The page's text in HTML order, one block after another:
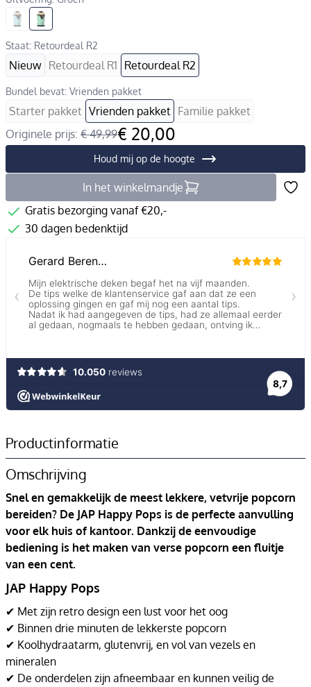
Staat: Retourdeal R2
Nieuw Retourdeal R1 Retourdeal R2
Bundel bevat: Vrienden pakket
Starter pakket Vrienden pakket Familie pakket
Originele prijs: € 49,99€ 20,00
Houd mij op de hoogte
In het winkelmandje
Gratis bezorging vanaf €20,-
30 dagen bedenktijd
Productinformatie
Omschrijving
Snel en gemakkelijk de meest lekkere, vetvrije popcorn
bereiden? De JAP Happy Pops is de perfecte aanvulling
voor elk huis of kantoor. Dankzij de eenvoudige
bediening is het maken van verse popcorn een fluitje
van een cent.
JAP Happy Pops
✔ Met zijn retro design een lust voor het oog
✔ Binnen drie minuten de lekkerste popcorn
✔ Koolhydraatarm, glutenvrij, en vol van vezels en
mineralen
✔ De onderdelen zijn afneembaar en kunnen veilig de